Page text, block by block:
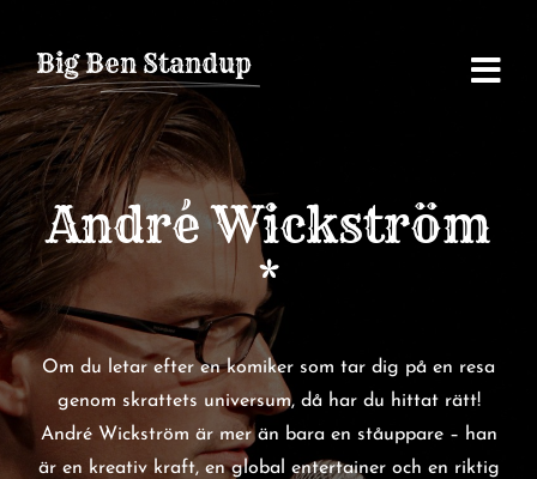
innehållet
Big Ben Standup
André Wickström
*
Om du letar efter en komiker som tar dig på en resa
genom skrattets universum, då har du hittat rätt!
André Wickström är mer än bara en ståuppare – han
är en kreativ kraft, en global entertainer och en riktig